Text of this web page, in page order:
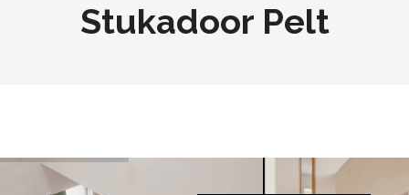
Stukadoor Pelt